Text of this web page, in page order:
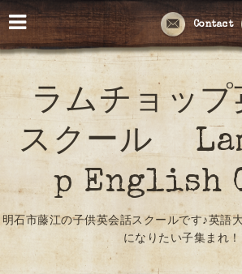
Contact
ラムチョップ
スクール
p English
明石市藤江の子供英会話スクールです♪英語
になりたい子集まれ！